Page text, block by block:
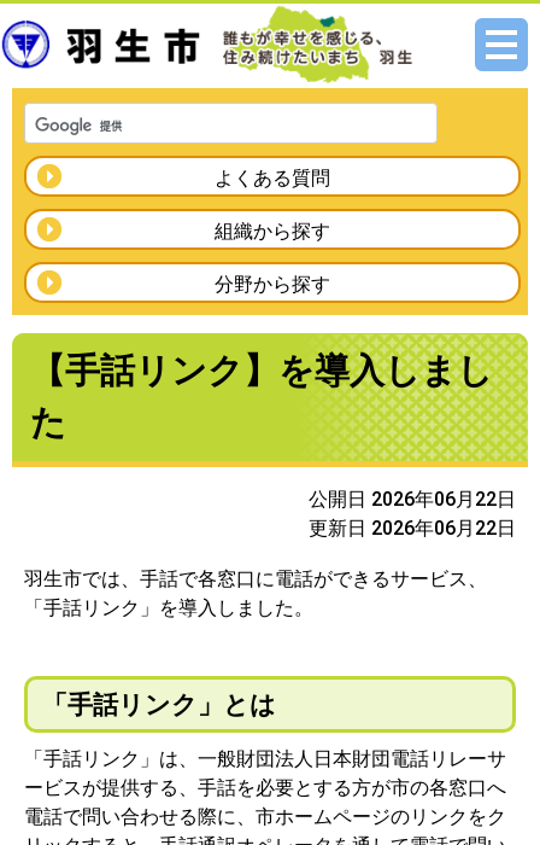
メニ
よくある質問
組織から探す
分野から探す
【手話リンク】を導入しまし
た
公開日 2026年06月22日
更新日 2026年06月22日
羽生市では、手話で各窓口に電話ができるサービス、
「手話リンク」を導入しました。
「手話リンク」とは
「手話リンク」は、一般財団法人日本財団電話リレーサ
ービスが提供する、手話を必要とする方が市の各窓口へ
電話で問い合わせる際に、市ホームページのリンクをク